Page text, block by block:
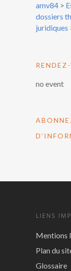
amv84 >
dossiers
juridiques
no event
LIENS
Mentions
Plan du
Glossaire